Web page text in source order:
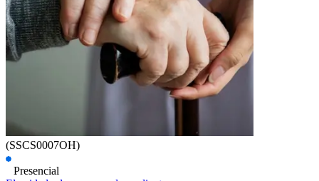
(SSCS0007OH)
Presencial